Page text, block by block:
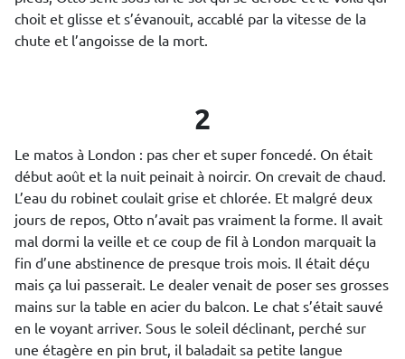
choit et glisse et s’évanouit, accablé par la vitesse de la
chute et l’angoisse de la mort.
2
Le matos à London : pas cher et super foncedé. On était
début août et la nuit peinait à noircir. On crevait de chaud.
L’eau du robinet coulait grise et chlorée. Et malgré deux
jours de repos, Otto n’avait pas vraiment la forme. Il avait
mal dormi la veille et ce coup de fil à London marquait la
fin d’une abstinence de presque trois mois. Il était déçu
mais ça lui passerait. Le dealer venait de poser ses grosses
mains sur la table en acier du balcon. Le chat s’était sauvé
en le voyant arriver. Sous le soleil déclinant, perché sur
une étagère en pin brut, il baladait sa petite langue